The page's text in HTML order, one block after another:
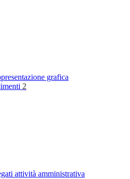
grafica
2
attività amministrativa